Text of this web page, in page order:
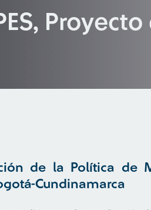
de la Política de
Cundinamarca